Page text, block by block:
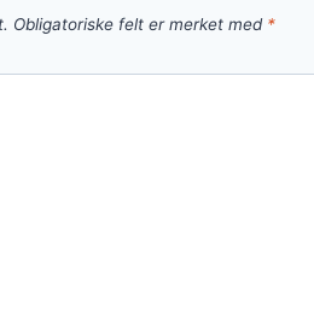
Obligatoriske felt er merket med *